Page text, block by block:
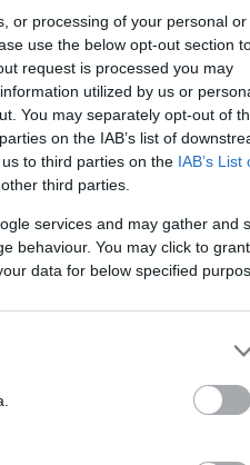
or processing of your personal or
use the below opt-out section
request is processed you may
utilized by us or
You may separately opt-out of
on the IAB’s list of
to third parties on the IAB’s List
third parties.
services and may gather and
behaviour. You may click to
data for below specified